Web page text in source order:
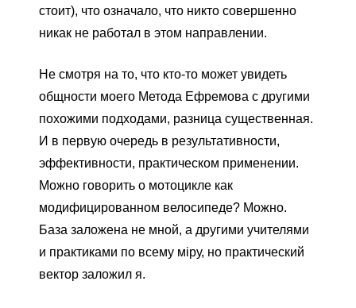
стоит), что означало, что никто совершенно
никак не работал в этом направлении.
Не смотря на то, что кто-то может увидеть
общности моего Метода Ефремова с другими
похожими подходами, разница существенная.
И в первую очередь в результативности,
эффективности, практическом применении.
Можно говорить о мотоцикле как
модифицированном велосипеде? Можно.
База заложена не мной, а другими учителями
и практиками по всему мiру, но практический
вектор заложил я.